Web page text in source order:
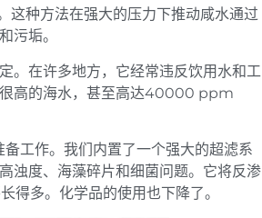
这种方法在强大的压力下推动咸水通过
污垢。
。在许多地方，它经常违反饮用水和工
很高的海水，甚至高达40000 ppm
工作。我们内置了一个强大的超滤系
浊度、海藻碎片和细菌问题。它将反渗
得多。化学品的使用也下降了。